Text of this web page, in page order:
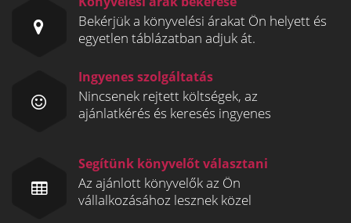
Bekérjük a könyvelési árakat Ön helyett és
egyetlen táblázatban adjuk át.
Ingyenes szolgáltatás
Nincsenek rejtett költségek, az
ajánlatkérés és keresés ingyenes
Segítünk könyvelőt választani
Az ajánlott könyvelők az Ön
vállalkozásához lesznek közel